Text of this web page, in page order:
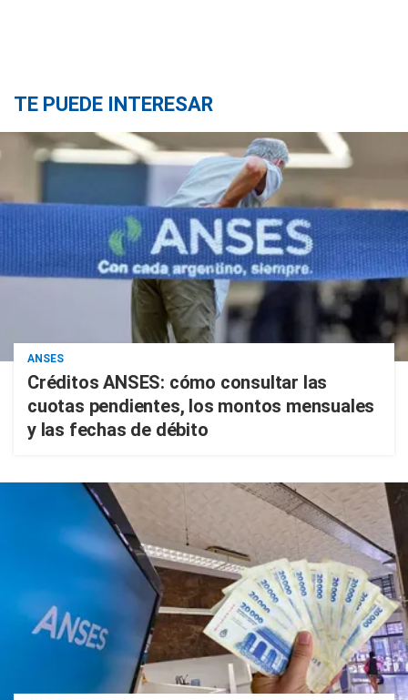
TE PUEDE INTERESAR
ANSES
Créditos ANSES: cómo consultar las
cuotas pendientes, los montos mensuales
y las fechas de débito